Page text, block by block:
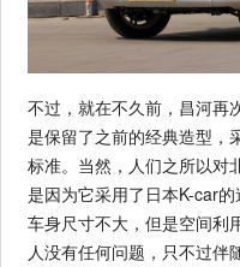
不过，就在不久前，昌河再
是保留了之前的经典造型，
标准。当然，人们之所以对
是因为它采用了日本K-car
车身尺寸不大，但是空间利
人没有任何问题，只不过伴